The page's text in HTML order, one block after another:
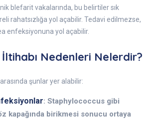
blefarit vakalarında, bu belirtiler sık
rahatsızlığa yol açabilir. Tedavi edilmezse,
enfeksiyonuna yol açabilir.
İltihabı Nedenleri Nelerdir?
şunlar yer alabilir:
: Staphylococcus gibi
kapağında birikmesi sonucu ortaya